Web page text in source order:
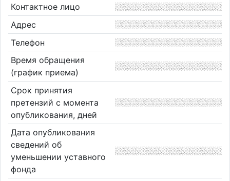
Контактное лицо
Адрес
Телефон
Время обращения
(график приема)
Срок принятия
претензий с момента
опубликования, дней
Дата опубликования
сведений об
уменьшении уставного
фонда